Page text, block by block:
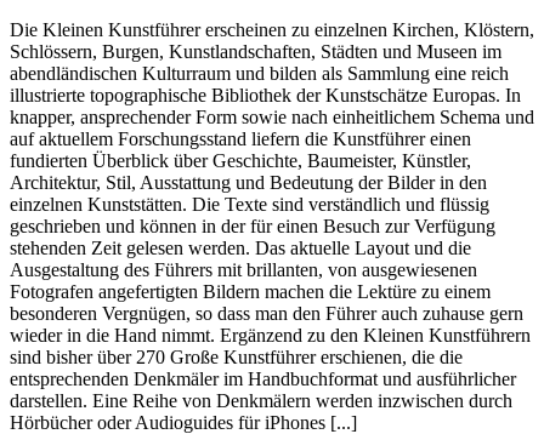
Die Kleinen Kunstführer erscheinen zu einzelnen Kirchen, Klöstern,
Schlössern, Burgen, Kunstlandschaften, Städten und Museen im
abendländischen Kulturraum und bilden als Sammlung eine reich
illustrierte topographische Bibliothek der Kunstschätze Europas. In
knapper, ansprechender Form sowie nach einheitlichem Schema und
auf aktuellem Forschungsstand liefern die Kunstführer einen
fundierten Überblick über Geschichte, Baumeister, Künstler,
Architektur, Stil, Ausstattung und Bedeutung der Bilder in den
einzelnen Kunststätten. Die Texte sind verständlich und flüssig
geschrieben und können in der für einen Besuch zur Verfügung
stehenden Zeit gelesen werden. Das aktuelle Layout und die
Ausgestaltung des Führers mit brillanten, von ausgewiesenen
Fotografen angefertigten Bildern machen die Lektüre zu einem
besonderen Vergnügen, so dass man den Führer auch zuhause gern
wieder in die Hand nimmt. Ergänzend zu den Kleinen Kunstführern
sind bisher über 270 Große Kunstführer erschienen, die die
entsprechenden Denkmäler im Handbuchformat und ausführlicher
darstellen. Eine Reihe von Denkmälern werden inzwischen durch
Hörbücher oder Audioguides für iPhones [...]